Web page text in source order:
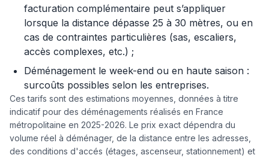
facturation complémentaire peut s’appliquer
lorsque la distance dépasse 25 à 30 mètres, ou en
cas de contraintes particulières (sas, escaliers,
accès complexes, etc.) ;
Déménagement le week-end ou en haute saison :
surcoûts possibles selon les entreprises.
Ces tarifs sont des estimations moyennes, données à titre
indicatif pour des déménagements réalisés en France
métropolitaine en 2025-2026. Le prix exact dépendra du
volume réel à déménager, de la distance entre les adresses,
des conditions d'accés (étages, ascenseur, stationnement) et